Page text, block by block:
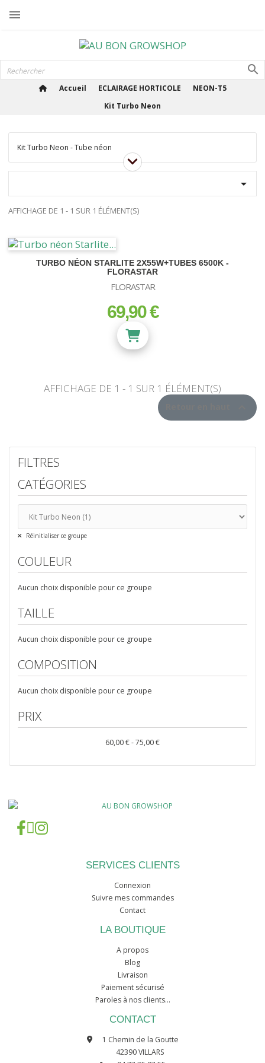

Accueil ECLAIRAGE HORTICOLE
NEON-T5
Kit Turbo Neon
FILTRES
CATÉGORIES
Réinitialiser ce groupe
COULEUR
Aucun choix disponible pour ce groupe
TAILLE
Aucun choix disponible pour ce groupe
COMPOSITION
Aucun choix disponible pour ce groupe
PRIX
60,00 € - 75,00 €
Kit Turbo Neon - Tube néon

AFFICHAGE DE 1 - 1 SUR 1 ÉLÉMENT(S)
TURBO NÉON STARLITE 2X55W+TUBES 6500K -
FLORASTAR
FLORASTAR
prix
69,90 €
AFFICHAGE DE 1 - 1 SUR 1 ÉLÉMENT(S)
SERVICES CLIENTS
Connexion
Suivre mes commandes
Contact
LA BOUTIQUE
A propos
Blog
Livraison
Paiement sécurisé
Paroles à nos clients...
CONTACT
1 Chemin de la Goutte
42390 VILLARS